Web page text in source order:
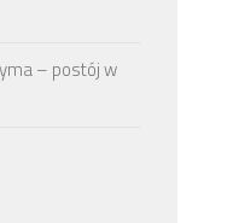
– postój w